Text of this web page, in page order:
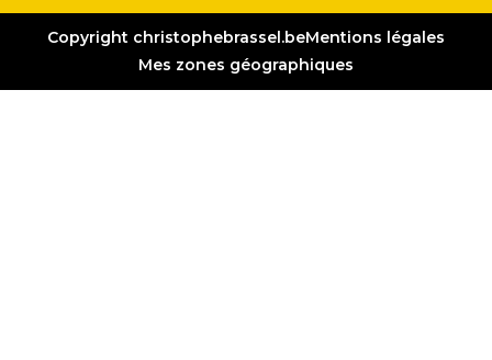
Copyright christophebrassel.beMentions légales
Mes zones géographiques